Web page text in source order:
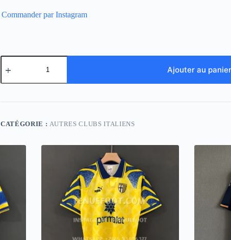
Commander par Instagram
quantité
de
Home
Ajouter au panier
CATÉGORIE : AUTRES CLUBS ITALIENS